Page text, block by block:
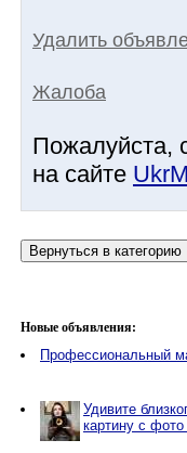
Удалить
Жалоба
Пожалуйста,
на сайте
Новые объявления:
Профессиональный
Удивите
картину с